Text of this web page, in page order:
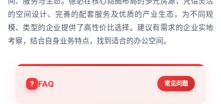
的空间设计、完善的配套服务及优质的产业生态，为不同规
模、类型的企业提供了高性价比选择。建议有需求的企业实地
考察，结合自身业务特点，找到适合的办公空间。
FAQ 常见问题